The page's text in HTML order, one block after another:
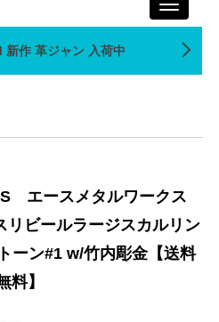
Toggle
新作 革ジャン 入荷中
エースメタルワークス
ビールラージスカルリン
ーン#1 w/竹内彫金【送料
料】